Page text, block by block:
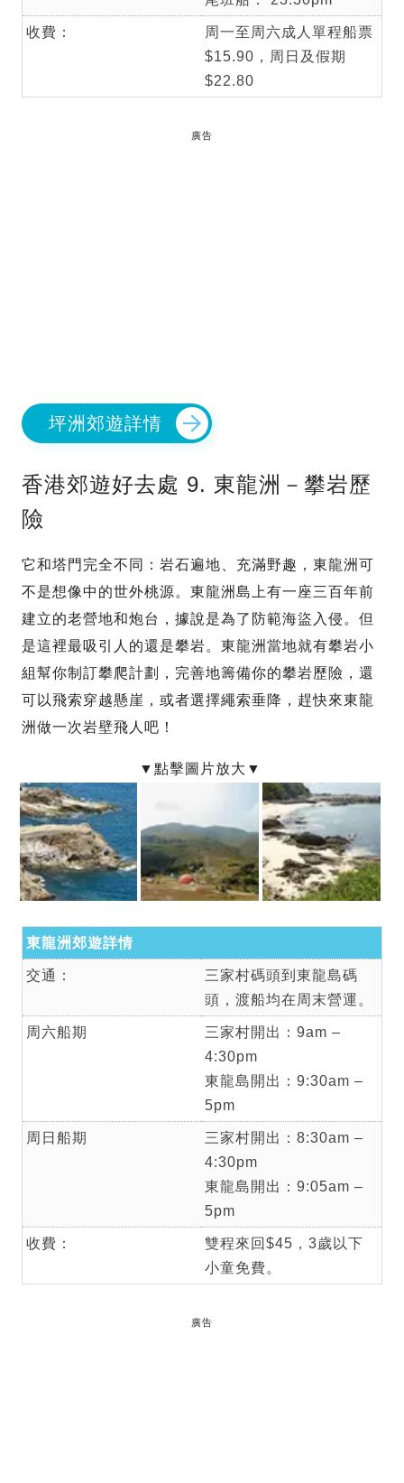
收費：
周一至周六成人單程船票
$15.90，周日及假期
$22.80
廣告
坪洲郊遊詳情
香港郊遊好去處 9. 東龍洲－攀岩歷
險
它和塔門完全不同：岩石遍地、充滿野趣，東龍洲可
不是想像中的世外桃源。東龍洲島上有一座三百年前
建立的老營地和炮台，據說是為了防範海盜入侵。但
是這裡最吸引人的還是攀岩。東龍洲當地就有攀岩小
組幫你制訂攀爬計劃，完善地籌備你的攀岩歷險，還
可以飛索穿越懸崖，或者選擇繩索垂降，趕快來東龍
洲做一次岩壁飛人吧！
東龍洲郊遊詳情
交通：
三家村碼頭到東龍島碼
頭，渡船均在周末營運。
周六船期
三家村開出：9am –
4:30pm
東龍島開出：9:30am –
5pm
周日船期
三家村開出：8:30am –
4:30pm
東龍島開出：9:05am –
5pm
收費：
雙程來回$45，3歲以下
小童免費。
廣告